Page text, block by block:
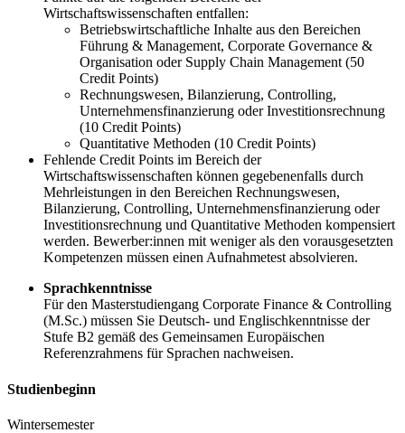
Wirtschaftswissenschaften entfallen:
Betriebswirtschaftliche Inhalte aus den Bereichen
Führung & Management, Corporate Governance &
Organisation oder Supply Chain Management (50
Credit Points)
Rechnungswesen, Bilanzierung, Controlling,
Unternehmensfinanzierung oder Investitionsrechnung
(10 Credit Points)
Quantitative Methoden (10 Credit Points)
Fehlende Credit Points im Bereich der
Wirtschaftswissenschaften können gegebenenfalls durch
Mehrleistungen in den Bereichen Rechnungswesen,
Bilanzierung, Controlling, Unternehmensfinanzierung oder
Investitionsrechnung und Quantitative Methoden kompensiert
werden. Bewerber:innen mit weniger als den vorausgesetzten
Kompetenzen müssen einen Aufnahmetest absolvieren.
Sprachkenntnisse
Für den Masterstudiengang Corporate Finance & Controlling
(M.Sc.) müssen Sie Deutsch- und Englischkenntnisse der
Stufe B2 gemäß des Gemeinsamen Europäischen
Referenzrahmens für Sprachen nachweisen.
Studienbeginn
Wintersemester